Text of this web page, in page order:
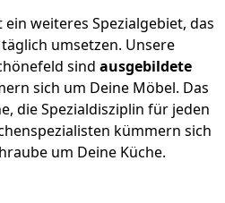
weiteres Spezialgebiet, das
umsetzen. Unsere
sind ausgebildete
sich um Deine Möbel. Das
die Spezialdisziplin für jeden
kümmern sich
um Deine Küche.